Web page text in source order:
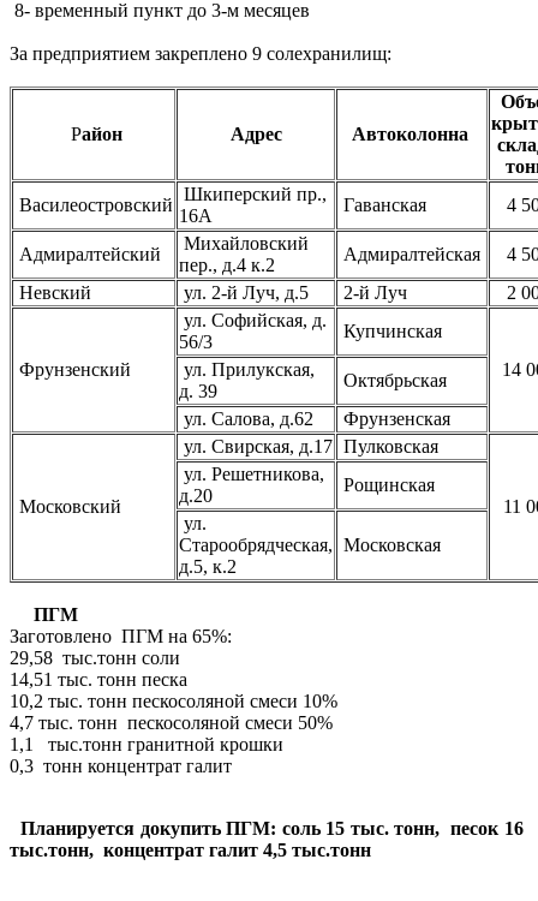
8- временный пункт до 3-м месяцев
За предприятием закреплено 9 солехранилищ:
Район Адрес Автоколонна
Василеостровский
Шкиперский пр.,
16А
Гаванская 4
Адмиралтейский
Михайловский
пер., д.4 к.2
Адмиралтейская
4
Невский
ул. 2-й Луч, д.5 2-й Луч 2
Фрунзенский
ул. Софийская, д.
56/3
Купчинская
14
ул. Прилукская,
д. 39
Октябрьская
ул. Салова, д.62
Фрунзенская
Московский
ул. Свирская, д.17 Пулковская
11
ул. Решетникова,
д.20
Рощинская
ул.
Старообрядческая,
д.5, к.2
Московская
ПГМ
Заготовлено ПГМ на 65%:
29,58 тыс.тонн соли
14,51 тыс. тонн песка
10,2 тыс. тонн пескосоляной смеси 10%
4,7 тыс. тонн пескосоляной смеси 50%
1,1 тыс.тонн гранитной крошки
0,3 тонн концентрат галит
Планируется докупить ПГМ: соль 15 тыс. тонн, песок 16
тыс.тонн, концентрат галит 4,5 тыс.тонн